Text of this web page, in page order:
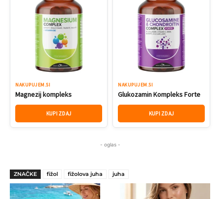
NAKUPUJEM.SI
Magnezij kompleks
KUPI ZDAJ
NAKUPUJEM.SI
Glukozamin Kompleks Forte
KUPI ZDAJ
- oglas -
ZNAČKE fižol fižolova juha juha